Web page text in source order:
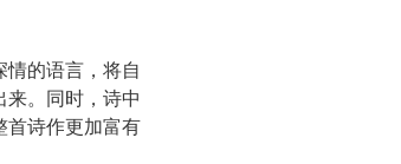
的语言，将自
。同时，诗中
首诗作更加富有